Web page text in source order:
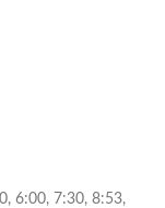
6:00, 7:30, 8:53,